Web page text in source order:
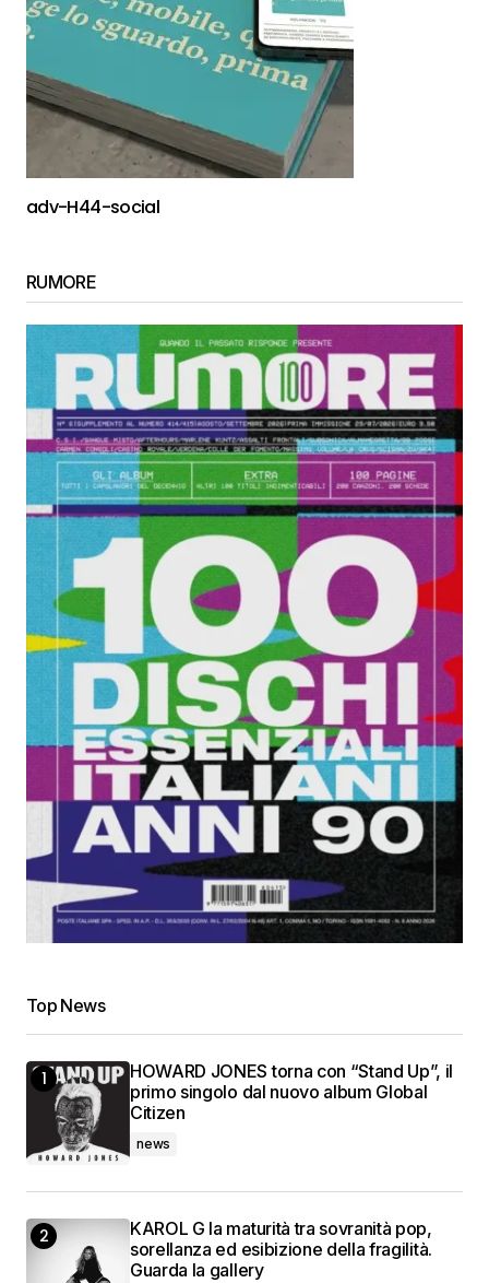
adv-H44-social
RUMORE
Top News
HOWARD JONES torna con “Stand Up”, il
primo singolo dal nuovo album Global
Citizen
news
KAROL G la maturità tra sovranità pop,
sorellanza ed esibizione della fragilità.
Guarda la gallery